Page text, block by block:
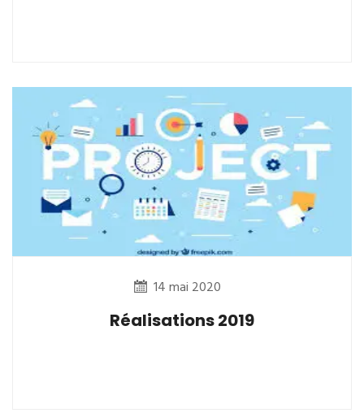
14 mai 2020
Réalisations 2019